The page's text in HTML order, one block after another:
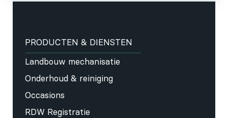
PRODUCTEN & DIENSTEN
Landbouw mechanisatie
Onderhoud & reiniging
Occasions
RDW Registratie